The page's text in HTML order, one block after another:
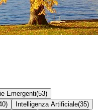
Emergenti(53)
) Intelligenza Artificiale(35)